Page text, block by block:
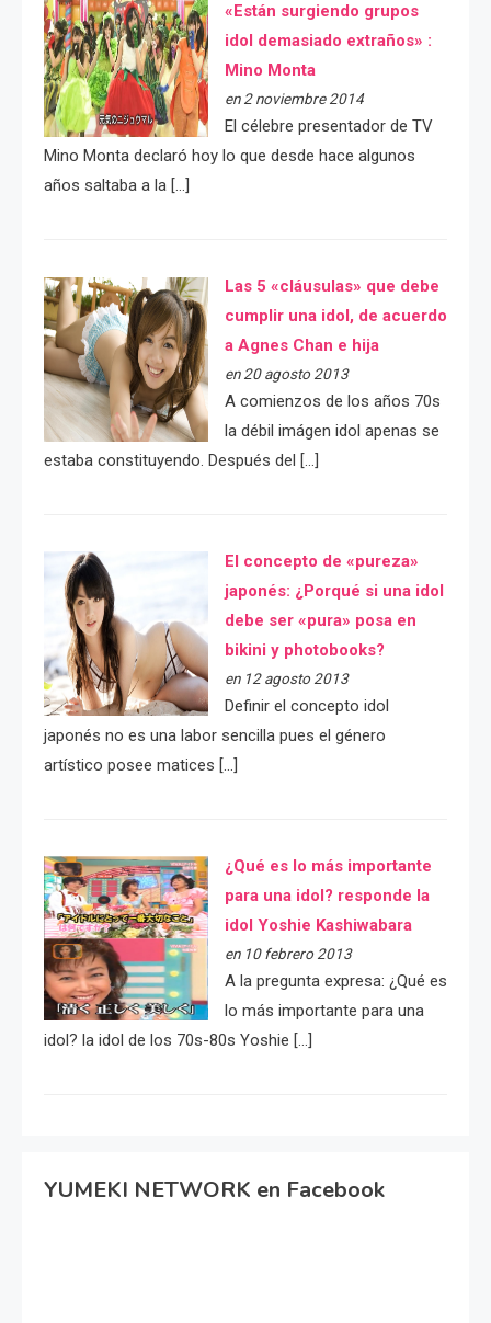
«Están surgiendo grupos
idol demasiado extraños» :
Mino Monta
en 2 noviembre 2014
El célebre presentador de TV
Mino Monta declaró hoy lo que desde hace algunos
años saltaba a la […]
Las 5 «cláusulas» que debe
cumplir una idol, de acuerdo
a Agnes Chan e hija
en 20 agosto 2013
A comienzos de los años 70s
la débil imágen idol apenas se
estaba constituyendo. Después del […]
El concepto de «pureza»
japonés: ¿Porqué si una idol
debe ser «pura» posa en
bikini y photobooks?
en 12 agosto 2013
Definir el concepto idol
japonés no es una labor sencilla pues el género
artístico posee matices […]
¿Qué es lo más importante
para una idol? responde la
idol Yoshie Kashiwabara
en 10 febrero 2013
A la pregunta expresa: ¿Qué es
lo más importante para una
idol? la idol de los 70s-80s Yoshie […]
YUMEKI NETWORK en Facebook